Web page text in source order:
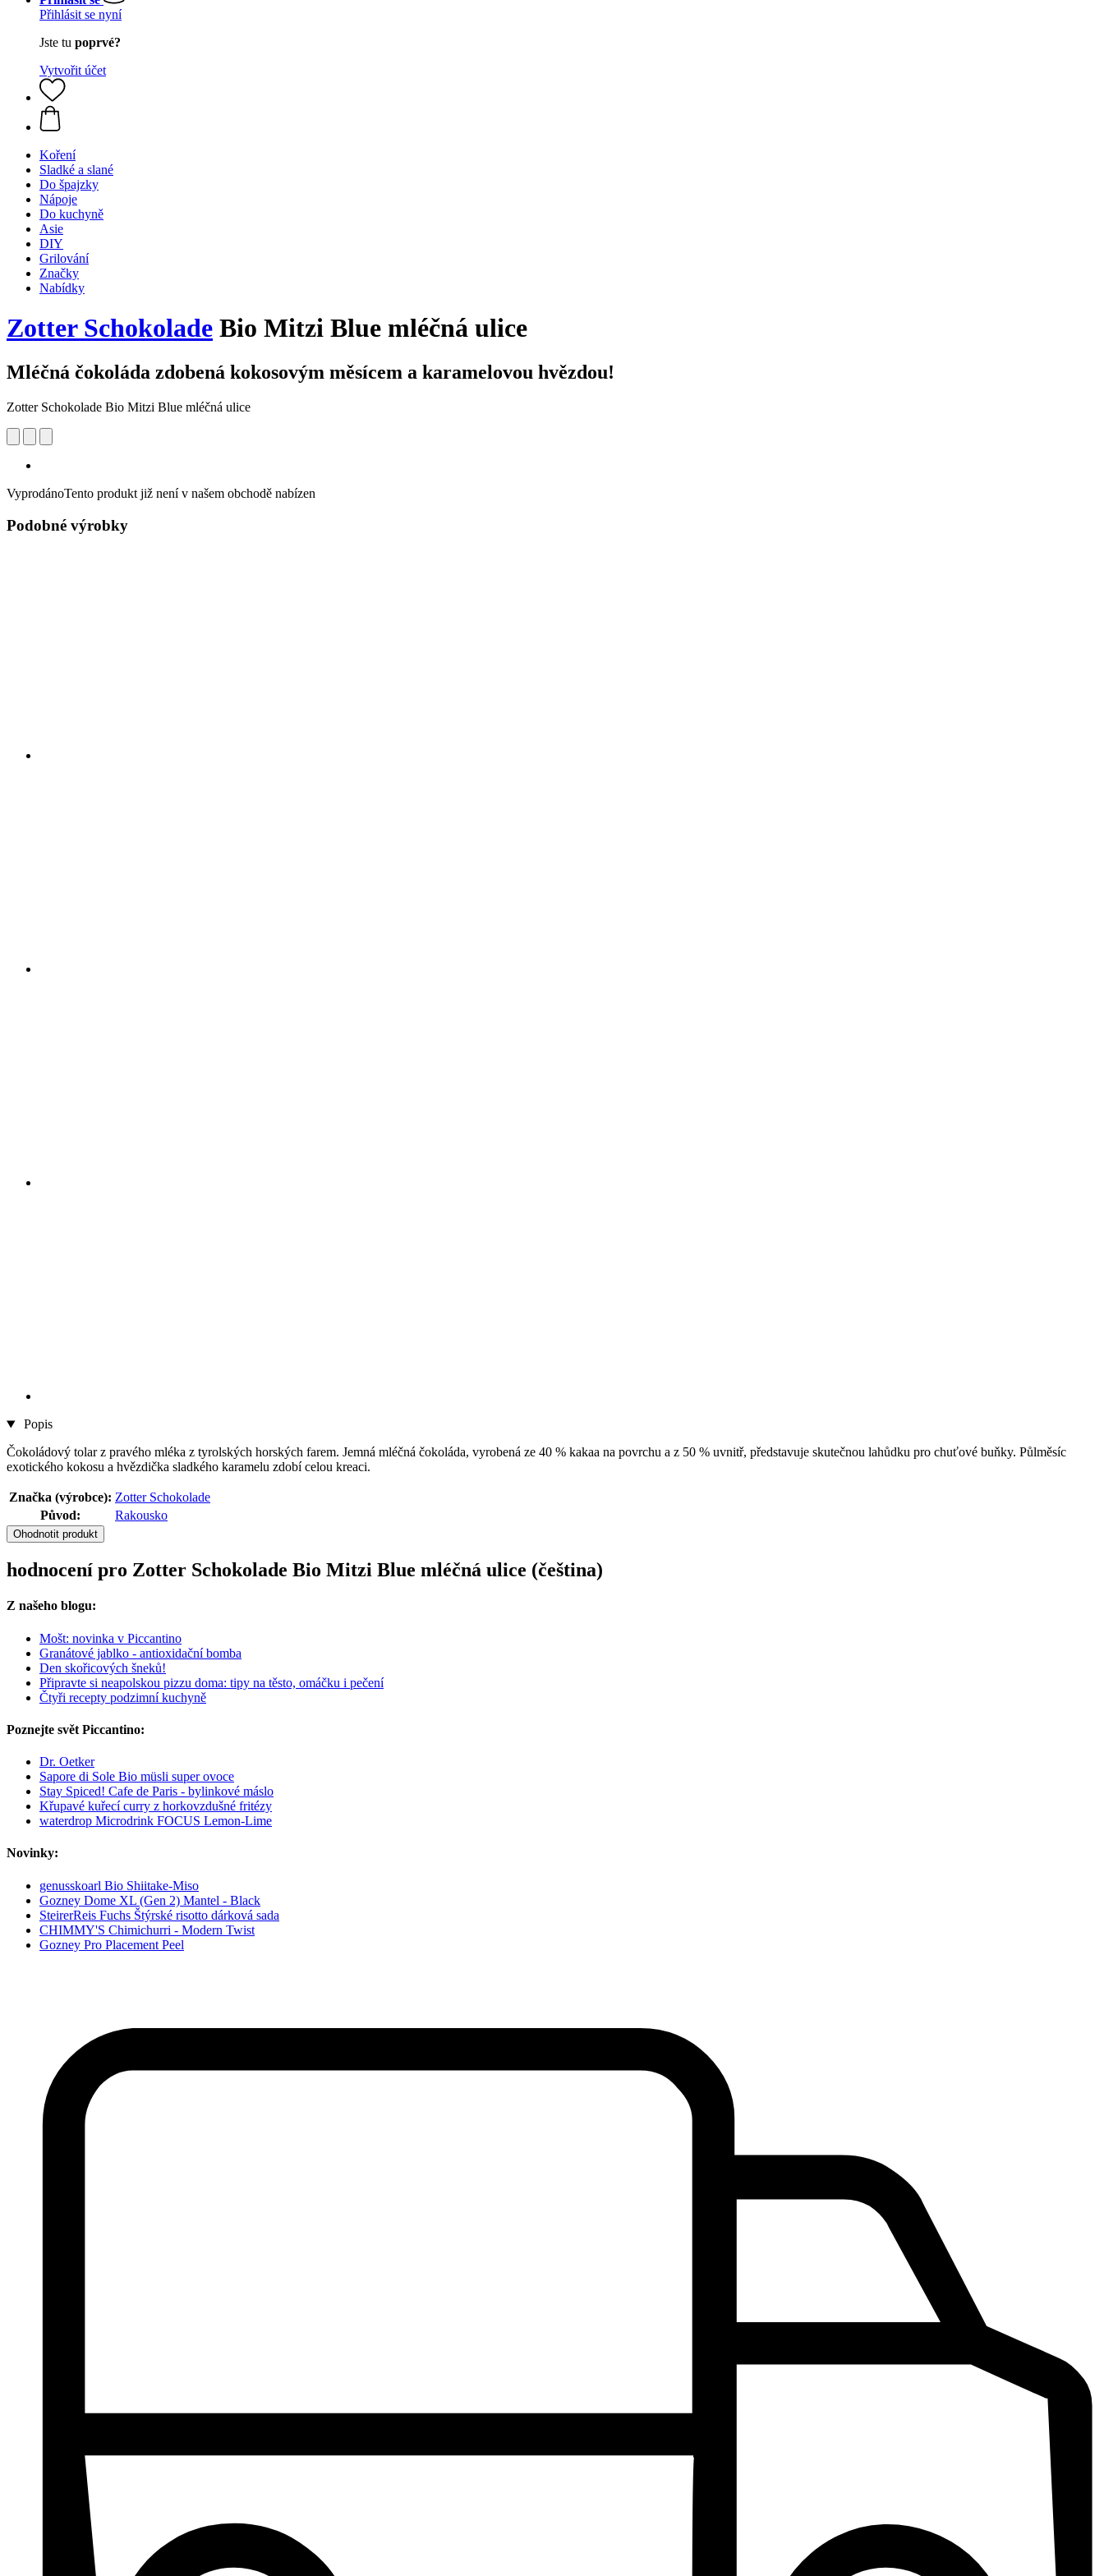
Přihlásit se nyní
Jste tu poprvé?
Vytvořit účet
Koření
Sladké a slané
Do špajzky
Nápoje
Do kuchyně
Asie
DIY
Grilování
Značky
Nabídky
Zotter Schokolade Bio Mitzi Blue mléčná ulice
Mléčná čokoláda zdobená kokosovým měsícem a karamelovou hvězdou!
Zotter Schokolade Bio Mitzi Blue mléčná ulice
VyprodánoTento produkt již není v našem obchodě nabízen
Podobné výrobky
Popis
Čokoládový tolar z pravého mléka z tyrolských horských farem. Jemná mléčná čokoláda, vyrobená ze 40 % kakaa na povrchu a z 50 % uvnitř, představuje skutečnou lahůdku pro chuťové buňky. Půlměsíc
exotického kokosu a hvězdička sladkého karamelu zdobí celou kreaci.
Značka (výrobce): Zotter Schokolade
Původ:
Rakousko
Ohodnotit produkt
hodnocení pro Zotter Schokolade Bio Mitzi Blue mléčná ulice (čeština)
Z našeho blogu:
Mošt: novinka v Piccantino
Granátové jablko - antioxidační bomba
Den skořicových šneků!
Připravte si neapolskou pizzu doma: tipy na těsto, omáčku i pečení
Čtyři recepty podzimní kuchyně
Poznejte svět Piccantino:
Dr. Oetker
Sapore di Sole Bio müsli super ovoce
Stay Spiced! Cafe de Paris - bylinkové máslo
Křupavé kuřecí curry z horkovzdušné fritézy
waterdrop Microdrink FOCUS Lemon-Lime
Novinky:
genusskoarl Bio Shiitake-Miso
Gozney Dome XL (Gen 2) Mantel - Black
SteirerReis Fuchs Štýrské risotto dárková sada
CHIMMY'S Chimichurri - Modern Twist
Gozney Pro Placement Peel